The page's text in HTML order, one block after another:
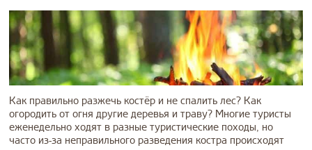
Как правильно разжечь костёр и не спалить лес? Как
огородить от огня другие деревья и траву? Многие туристы
еженедельно ходят в разные туристические походы, но
часто из-за неправильного разведения костра происходят